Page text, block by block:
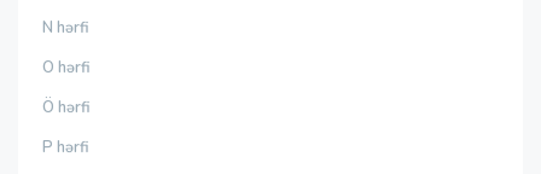
N hərfi
O hərfi
Ö hərfi
P hərfi